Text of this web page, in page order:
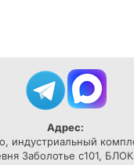
Адрес:
индустриальный
Заболотье с101,